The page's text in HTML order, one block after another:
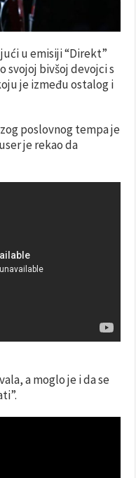
u emisiji “Direkt”
svojoj bivšoj devojci s
je između ostalog i
poslovnog tempa je
je rekao da
a moglo je i da se